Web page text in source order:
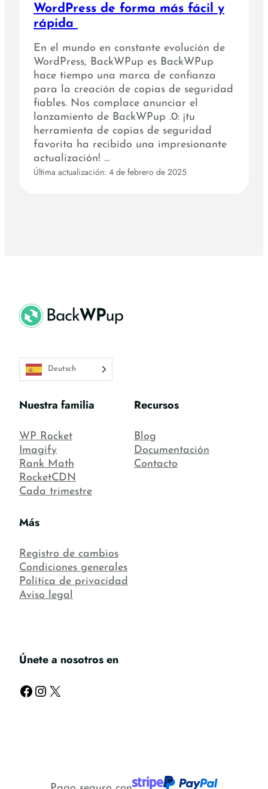
WordPress de forma más fácil y
rápida
En el mundo en constante evolución de
WordPress, BackWPup es BackWPup
hace tiempo una marca de confianza
para la creación de copias de seguridad
fiables. Nos complace anunciar el
lanzamiento de BackWPup .0: ¡tu
herramienta de copias de seguridad
favorita ha recibido una impresionante
actualización! …
Última actualización: 4 de febrero de 2025
Deutsch
Nuestra familia
WP Rocket
Imagify
Rank Math
RocketCDN
Cada trimestre
Recursos
Blog
Documentación
Contacto
Más
Registro de cambios
Condiciones generales
Política de privacidad
Aviso legal
Únete a nosotros en
Facebook Instagram X